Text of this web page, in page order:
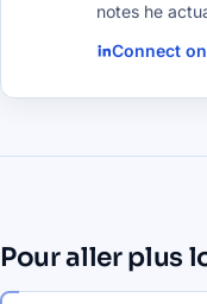
notes he
Connect
Pour aller plus